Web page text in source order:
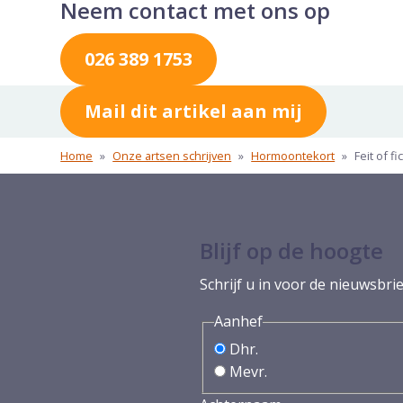
Neem contact met ons op
026 389 1753
Mail dit artikel aan mij
Home » Onze artsen schrijven » Hormoontekort » Feit of
Blijf op de hoogte
Schrijf u in voor de
Aanhef
Dhr.
Mevr.